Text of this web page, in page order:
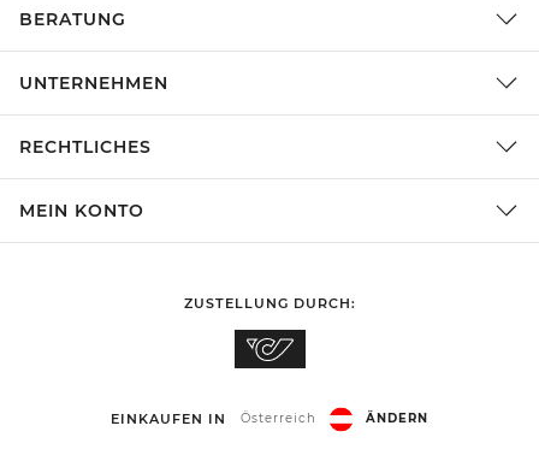
BERATUNG
UNTERNEHMEN
RECHTLICHES
MEIN KONTO
ZUSTELLUNG DURCH:
EINKAUFEN IN Österreich ÄNDERN